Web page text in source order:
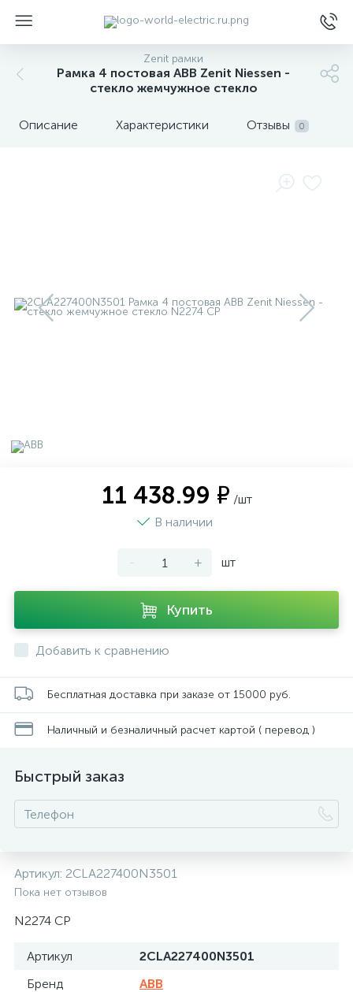
Zenit рамки
Рамка 4 постовая ABB Zenit Niessen -
стекло жемчужное стекло
Описание Характеристики Отзывы 0
11 438.99 ₽ /шт
В наличии
- + шт
Купить
Добавить к сравнению
Бесплатная доставка при заказе от 15000 руб.
Наличный и безналичный расчет картой ( перевод )
Быстрый заказ
Артикул: 2CLA227400N3501
Пока нет отзывов
N2274 CP
Артикул
2CLA227400N3501
Бренд
ABB